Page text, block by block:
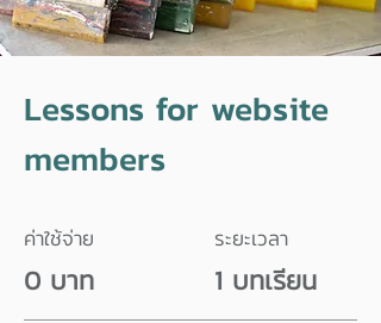
Lessons for website
members
ค่าใช้จ่าย ระยะเวลา
0 บาท 1 บทเรียน